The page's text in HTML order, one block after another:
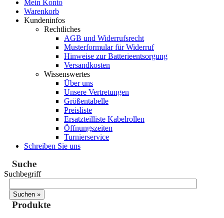
Mein Konto
Warenkorb
Kundeninfos
Rechtliches
AGB und Widerrufsrecht
Musterformular für Widerruf
Hinweise zur Batterieentsorgung
Versandkosten
Wissenswertes
Über uns
Unsere Vertretungen
Größentabelle
Preisliste
Ersatzteilliste Kabelrollen
Öffnungszeiten
Turnierservice
Schreiben Sie uns
Suche
Suchbegriff
Produkte